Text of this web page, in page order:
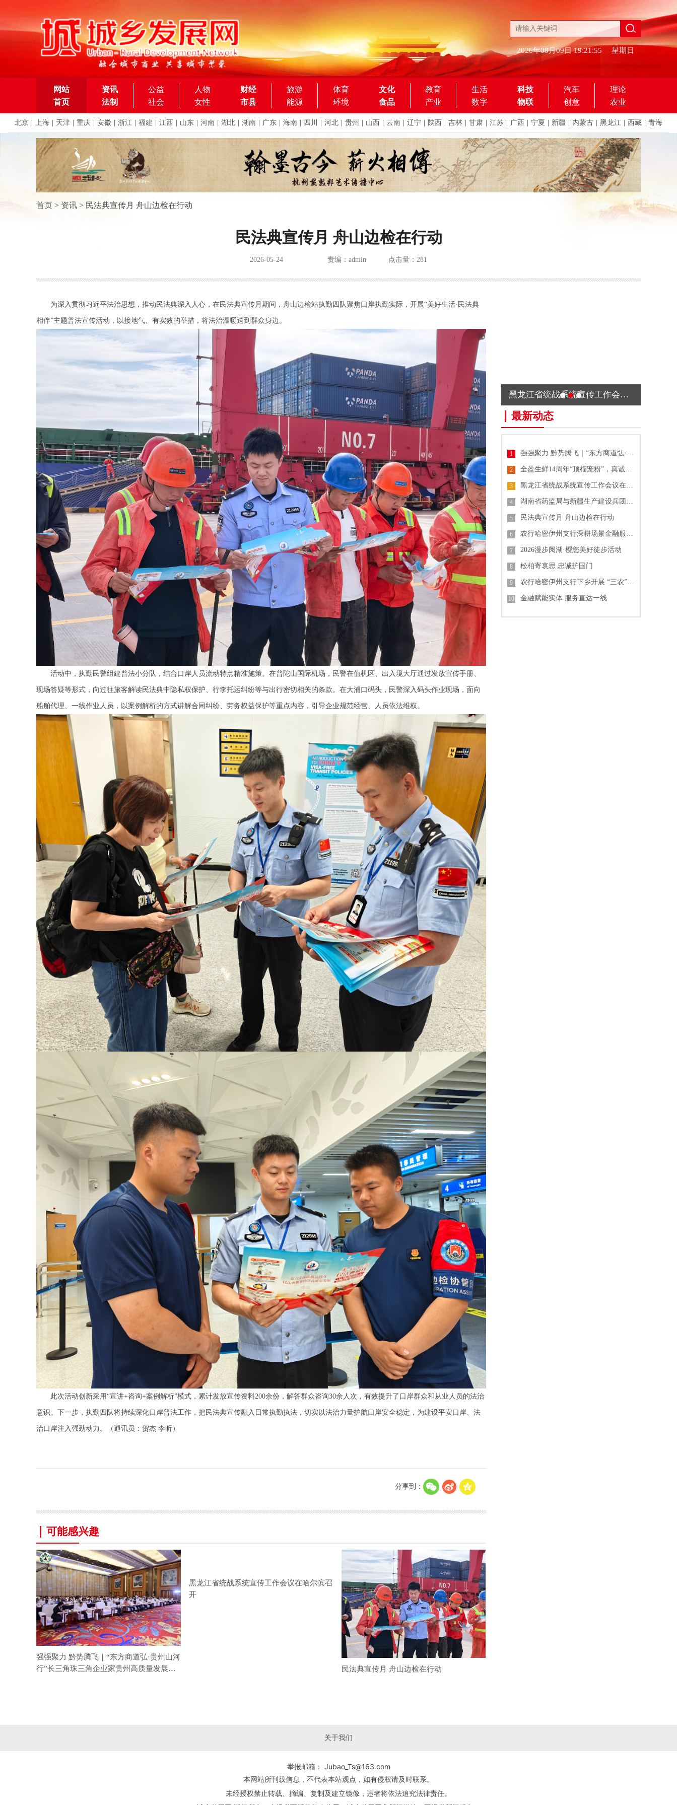
2026年08月09日 19:21:55 星期日
网站
首页
资讯 公益 人物 财经 旅游 体育 文化 教育 生活 科技 汽车
理论
法制
社会 女性 市县 能源 环境 食品 产业 数字 物联 创意 农业
北京 上海 天津 重庆 安徽 浙江 福建 江西 山东 河南 湖北 湖南 广东 海南 四川 河北 贵州 山西 云南 辽宁 陕西 吉林 甘肃 江苏 广西 宁夏 新疆 内蒙古 黑龙江 西藏 青海
首页 > 资讯 > 民法典宣传月 舟山边检在行动
民法典宣传月 舟山边检在行动
2026-05-24 责编：admin 点击量：281
为深入贯彻习近平法治思想，推动民法典深入人心，在民法典宣传月期间，舟山边检站执勤四队聚焦口岸执勤实际，开展“美好生活·民法典
相伴”主题普法宣传活动，以接地气、有实效的举措，将法治温暖送到群众身边。
活动中，执勤民警组建普法小分队，结合口岸人员流动特点精准施策。在普陀山国际机场，民警在值机区、出入境大厅通过发放宣传手册、
现场答疑等形式，向过往旅客解读民法典中隐私权保护、行李托运纠纷等与出行密切相关的条款。在大浦口码头，民警深入码头作业现场，面向
船舶代理、一线作业人员，以案例解析的方式讲解合同纠纷、劳务权益保护等重点内容，引导企业规范经营、人员依法维权。
此次活动创新采用“宣讲+咨询+案例解析”模式，累计发放宣传资料200余份，解答群众咨询30余人次，有效提升了口岸群众和从业人员的法治
意识。下一步，执勤四队将持续深化口岸普法工作，把民法典宣传融入日常执勤执法，切实以法治力量护航口岸安全稳定，为建设平安口岸、法
治口岸注入强劲动力。（通讯员：贺杰 李昕）
分享到：
可能感兴趣
强强聚力 黔势腾飞｜“东方商道弘·贵州山河
行”长三角珠三角企业家贵州高质量发展产
黑龙江省统战系统宣传工作会议在哈尔滨召
开
民法典宣传月 舟山边检在行动
黑龙江省统战系统宣传工作会议在哈尔滨召开 民法典宣传月 舟山边检在行动
最新动态
1 强强聚力 黔势腾飞｜“东方商道弘·贵州山河行”长三角珠三角企业家贵州高质量发展产业大会圆满落幕
2 全盈生鲜14周年“顶榴宠粉”，真诚回馈全城顾客
3 黑龙江省统战系统宣传工作会议在哈尔滨召开
4 湖南省药监局与新疆生产建设兵团药监局签署合作框架协议 共促药品监管协同发展
5 民法典宣传月 舟山边检在行动
6 农行哈密伊州支行深耕场景金融服务 筑牢客户权益防线
7 2026漫步阅湖·樱您美好徒步活动
8 松柏寄哀思 忠诚护国门
9 农行哈密伊州支行下乡开展 “三农” 金融讲堂 精准服务乡村发展
10 金融赋能实体 服务直达一线
关于我们
举报邮箱： Jubao_Ts@163.com
本网站所刊载信息，不代表本站观点，如有侵权请及时联系。
未经授权禁止转载、摘编、复制及建立镜像，违者将依法追究法律责任。